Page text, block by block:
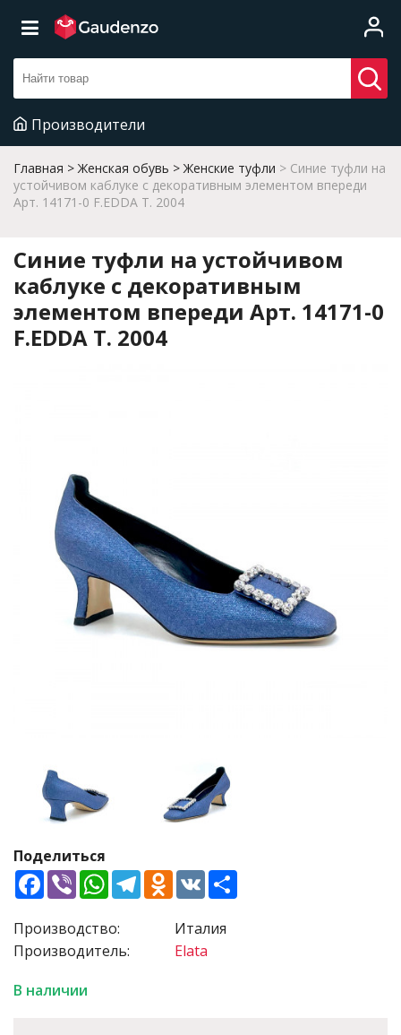
Производители
Главная Женская обувь Женские туфли
Синие туфли на
устойчивом каблуке с декоративным элементом впереди
Арт. 14171-0 F.EDDA T. 2004
Синие туфли на устойчивом
каблуке с декоративным
элементом впереди Арт. 14171-0
F.EDDA T. 2004
Поделиться
Facebook
ViberWhatsApp
TelegramOdnoklassniki
VK
Производство:
Производитель:
Италия
Elata
В наличии